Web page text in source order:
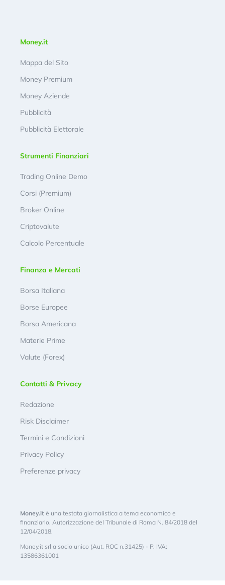
Money.it
Mappa del Sito
Money Premium
Money Aziende
Pubblicità
Pubblicità Elettorale
Strumenti Finanziari
Trading Online Demo
Corsi (Premium)
Broker Online
Criptovalute
Calcolo Percentuale
Finanza e Mercati
Borsa Italiana
Borse Europee
Borsa Americana
Materie Prime
Valute (Forex)
Contatti & Privacy
Redazione
Risk Disclaimer
Termini e Condizioni
Privacy Policy
Preferenze privacy
Money.it è una testata giornalistica a tema economico e
finanziario. Autorizzazione del Tribunale di Roma N. 84/2018 del
12/04/2018.
Money.it srl a socio unico (Aut. ROC n.31425) - P. IVA:
13586361001